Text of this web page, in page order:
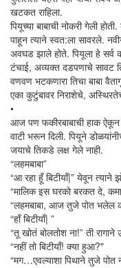
खटकत राहिला.
पियूच्या बाबाची नोकरी गेली
पाहून त्याने स्वत:ला सावरले.
अवघड झाले होते. पियूला हे
टंचाई, अव्यक्त दडपणाचे सावट
वणवण भटकणारा तिचा बाबा
एका कुटुंबावर निराशेचे,
•
आज पण फकीरबाबाची हाक ऐकून
वाटी भरून दिली. पियूने
जयाचे तिकडे लक्ष गेले नाही.
“लहमबाबा”
“आ रहा हूँ बिटीयाँ|” येवून त्याने
“मालिक इस घरको बरकत दे,
“लहमबाबा, आज तुजे पोत भलेल
“हाँ बिटीयाँ| ”
“तू खोतं बोलतोश ना!” ती
“नहीं तो बिटीयाँ! क्या हुआ?"
“मग…एवल्याशा पिथाने तुजे पोत